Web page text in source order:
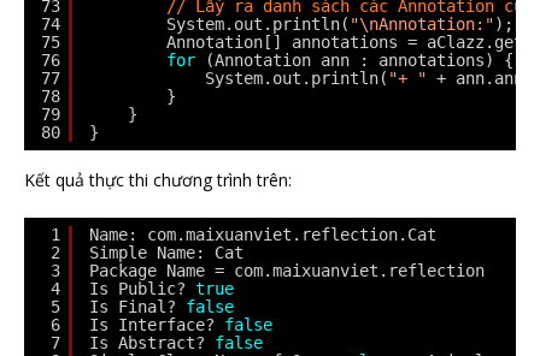
73
74
75
76
77
78
79
80
// Lấy ra danh sách các Annotation
System.out.println( "\nAnnotation:");
Annotation[] annotations =
for
(Annotation ann : annotations) {
System.out.println( "+ " +
}
}
}
Kết quả thực thi chương trình trên:
1
2
3
4
5
6
7
Name: com.maixuanviet.reflection.Cat
Simple Name: Cat
Package Name = com.maixuanviet.reflection
Is Public? true
Is Final? false
Is Interface? false
Is Abstract? false